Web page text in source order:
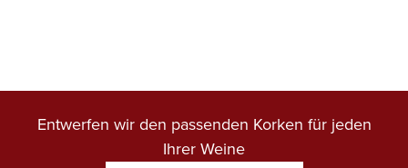
Entwerfen wir den passenden Korken für jeden
Ihrer Weine